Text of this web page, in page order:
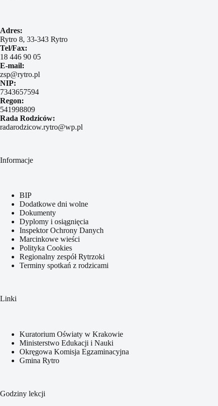
Adres:
Rytro 8, 33-343 Rytro
Tel/Fax:
18 446 90 05
E-mail:
zsp@rytro.pl
NIP:
7343657594
Regon:
541998809
Rada Rodziców:
radarodzicow.rytro@wp.pl
Informacje
BIP
Dodatkowe dni wolne
Dokumenty
Dyplomy i osiągnięcia
Inspektor Ochrony Danych
Marcinkowe wieści
Polityka Cookies
Regionalny zespół Rytrzoki
Terminy spotkań z rodzicami
Linki
Kuratorium Oświaty w Krakowie
Ministerstwo Edukacji i Nauki
Okręgowa Komisja Egzaminacyjna
Gmina Rytro
Godziny lekcji